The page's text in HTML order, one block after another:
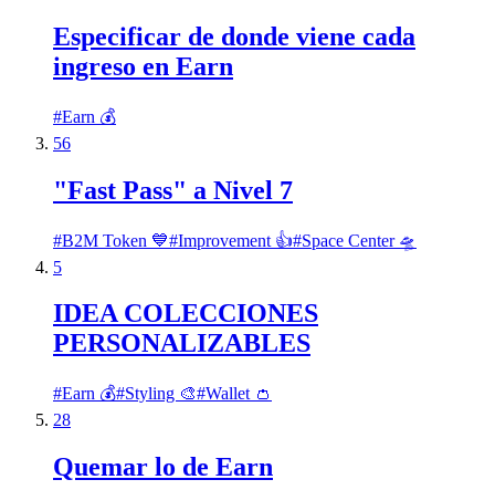
Especificar de donde viene cada
ingreso en Earn
#Earn 💰
56
"Fast Pass" a Nivel 7
#B2M Token 💙#Improvement 👍#Space Center 🛸
5
IDEA COLECCIONES
PERSONALIZABLES
#Earn 💰#Styling 🎨#Wallet 👛
28
Quemar lo de Earn